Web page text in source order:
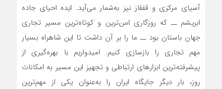
آسیای مرکزی و قفقاز نیز به‌شمار می‌آید. ایده احیای جاده
ابریشم ــ که روزگاری امن‌ترین و کوتاه‌ترین مسیر تجاری
جهان باستان بود ــ ما را بر آن داشت تا این شاهراه بسیار
مهم تجاری را بازسازی کنیم. امیدواریم با بهره‌گیری از
پیشرفته‌ترین ابزارهای ارتباطی و تجهیز این مسیر به امکانات
روز، بار دیگر جایگاه ایران را به‌عنوان یکی از مهم‌ترین